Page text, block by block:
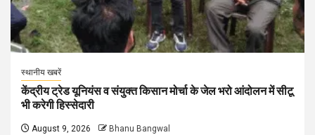
स्थानीय खबरें
केंद्रीय ट्रेड यूनियंस व संयुक्त किसान मोर्चा के जेल भरो आंदोलन में सीटू
भी करेगी हिस्सेदारी
August 9, 2026 Bhanu Bangwal